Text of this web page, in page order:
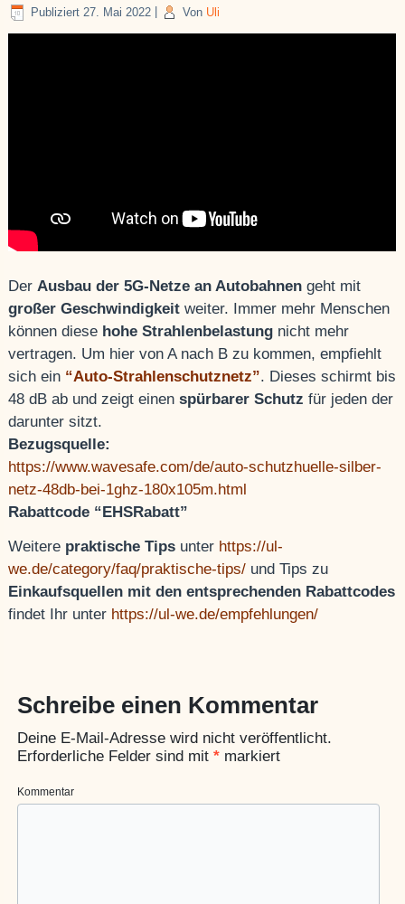
Publiziert 27. Mai 2022 Von Uli
DerAusbau der 5G-Netze an Autobahnen geht mit
großer Geschwindigkeit weiter. Immer mehr Menschen
können diese hohe Strahlenbelastung nicht mehr
vertragen. Um hier von A nach B zu kommen, empfiehlt
sich ein “Auto-Strahlenschutznetz”. Dieses schirmt bis
48 dB ab und zeigt einen spürbarer Schutz für jeden der
darunter sitzt.
Bezugsquelle:
https://www.wavesafe.com/de/auto-schutzhuelle-silber-
netz-48db-bei-1ghz-180x105m.html
Rabattcode “EHSRabatt”
Weitere praktische Tips unter https://ul-
we.de/category/faq/praktische-tips/ und Tips zu
Einkaufsquellen mit den entsprechenden Rabattcodes
findet Ihr unter https://ul-we.de/empfehlungen/
Schreibe einen Kommentar
Deine E-Mail-Adresse wird nicht veröffentlicht.
Erforderliche Felder sind mit* markiert
Kommentar